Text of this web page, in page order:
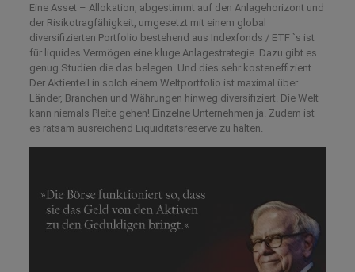
Eine Asset – Allokation, abgestimmt auf den Anlagehorizont und
der Risikotragfähigkeit, umgesetzt mit einem global
diversifizierten Portfolio bestehend aus Indexfonds / ETF `s ist
für liquides Vermögen eine kluge Anlagestrategie. Dazu gibt es
genug Studien die das belegen. Und dies sehr kosteneffizient.
Der Aktienteil in solch einem Weltportfolio ist maximal über
Länder, Branchen und Währungen hinweg diversifiziert. Die Welt
kann niemals Pleite gehen! Einzelne Unternehmen ja. Zudem ist
es ratsam ausreichend Liquiditätsreserve zu halten.